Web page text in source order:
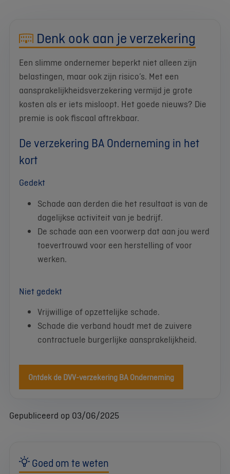
Denk ook aan je verzekering
Een slimme ondernemer beperkt niet alleen zijn
belastingen, maar ook zijn risico’s. Met een
aansprakelijkheidsverzekering vermijd je grote
kosten als er iets misloopt. Het goede nieuws? Die
premie is ook fiscaal aftrekbaar.
De verzekering BA Onderneming in het
kort
Gedekt
Schade aan derden die het resultaat is van de
dagelijkse activiteit van je bedrijf.
De schade aan een voorwerp dat aan jou werd
toevertrouwd voor een herstelling of voor
werken.
Niet gedekt
Vrijwillige of opzettelijke schade.
Schade die verband houdt met de zuivere
contractuele burgerlijke aansprakelijkheid.
Ontdek de DVV-verzekering BA Onderneming
Gepubliceerd op 03/06/2025
Goed om te weten